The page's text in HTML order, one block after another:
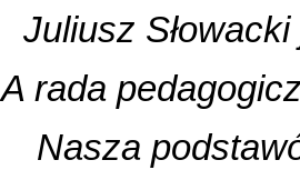
Juliusz
A rada
Nasza